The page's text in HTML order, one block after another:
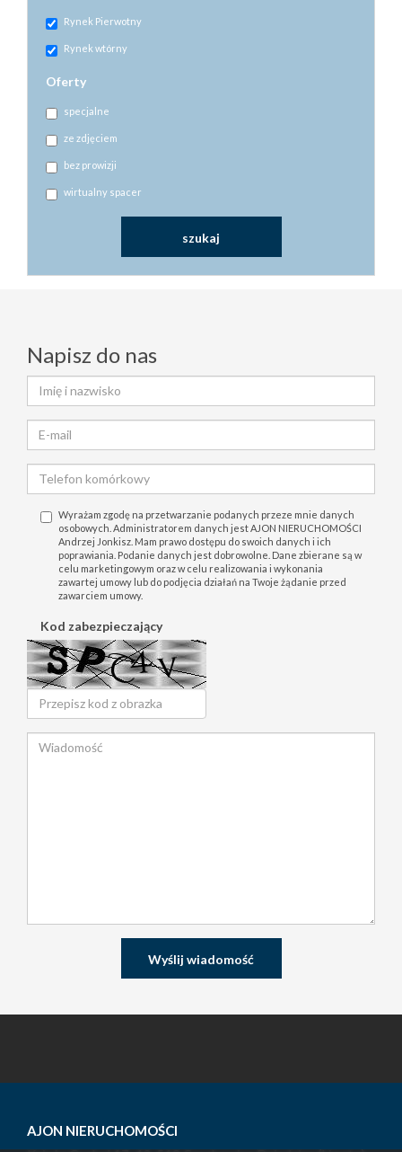
Rynek Pierwotny
Rynek wtórny
Oferty
specjalne
ze zdjęciem
bez prowizji
wirtualny spacer
Napisz do nas
Wyrażam zgodę na przetwarzanie podanych przeze mnie danych
osobowych. Administratorem danych jest AJON NIERUCHOMOŚCI
Andrzej Jonkisz. Mam prawo dostępu do swoich danych i ich
poprawiania. Podanie danych jest dobrowolne. Dane zbierane są w
celu marketingowym oraz w celu realizowania i wykonania
zawartej umowy lub do podjęcia działań na Twoje żądanie przed
zawarciem umowy.
Kod zabezpieczający
AJON NIERUCHOMOŚCI